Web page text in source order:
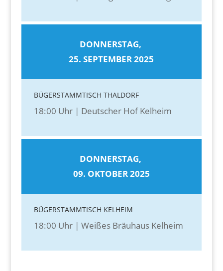
DONNERSTAG,
25. SEPTEMBER 2025
BÜGERSTAMMTISCH THALDORF
18:00 Uhr | Deutscher Hof Kelheim
DONNERSTAG,
09. OKTOBER 2025
BÜGERSTAMMTISCH KELHEIM
18:00 Uhr | Weißes Bräuhaus Kelheim